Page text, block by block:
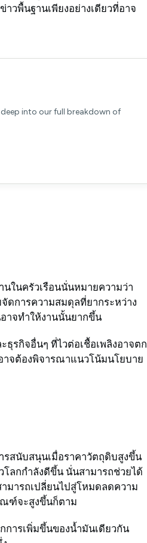
าวพื้นฐานเพียงอย่างเดียวที่อาจ
into our full breakdown of
ในครัวเรือนนั่นหมายความว่า
ดการความสมดุลที่ยากระหว่าง
าจทำให้งานนั้นยากขึ้น
รกิจอื่นๆ ที่ไวต่อเชื้อเพลิงอาจตก
าจต้องพิจารณาแนวโน้มนโยบาย
รสนับสนุนเมื่อราคาวัตถุดิบสูงขึ้น
ลกกำลังดีขึ้น นั่นสามารถช่วยได้
มารถเปลี่ยนไปสู่โหมดลดความ
ณฑ์จะสูงขึ้นก็ตาม
การเพิ่มขึ้นของน้ำมันเดียวกัน